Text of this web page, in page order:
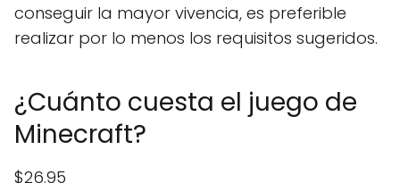
conseguir la mayor vivencia, es preferible
realizar por lo menos los requisitos sugeridos.
¿Cuánto cuesta el juego de
Minecraft?
$26.95